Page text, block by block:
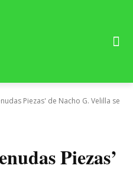
Piezas' de Nacho G. Velilla se
Piezas’